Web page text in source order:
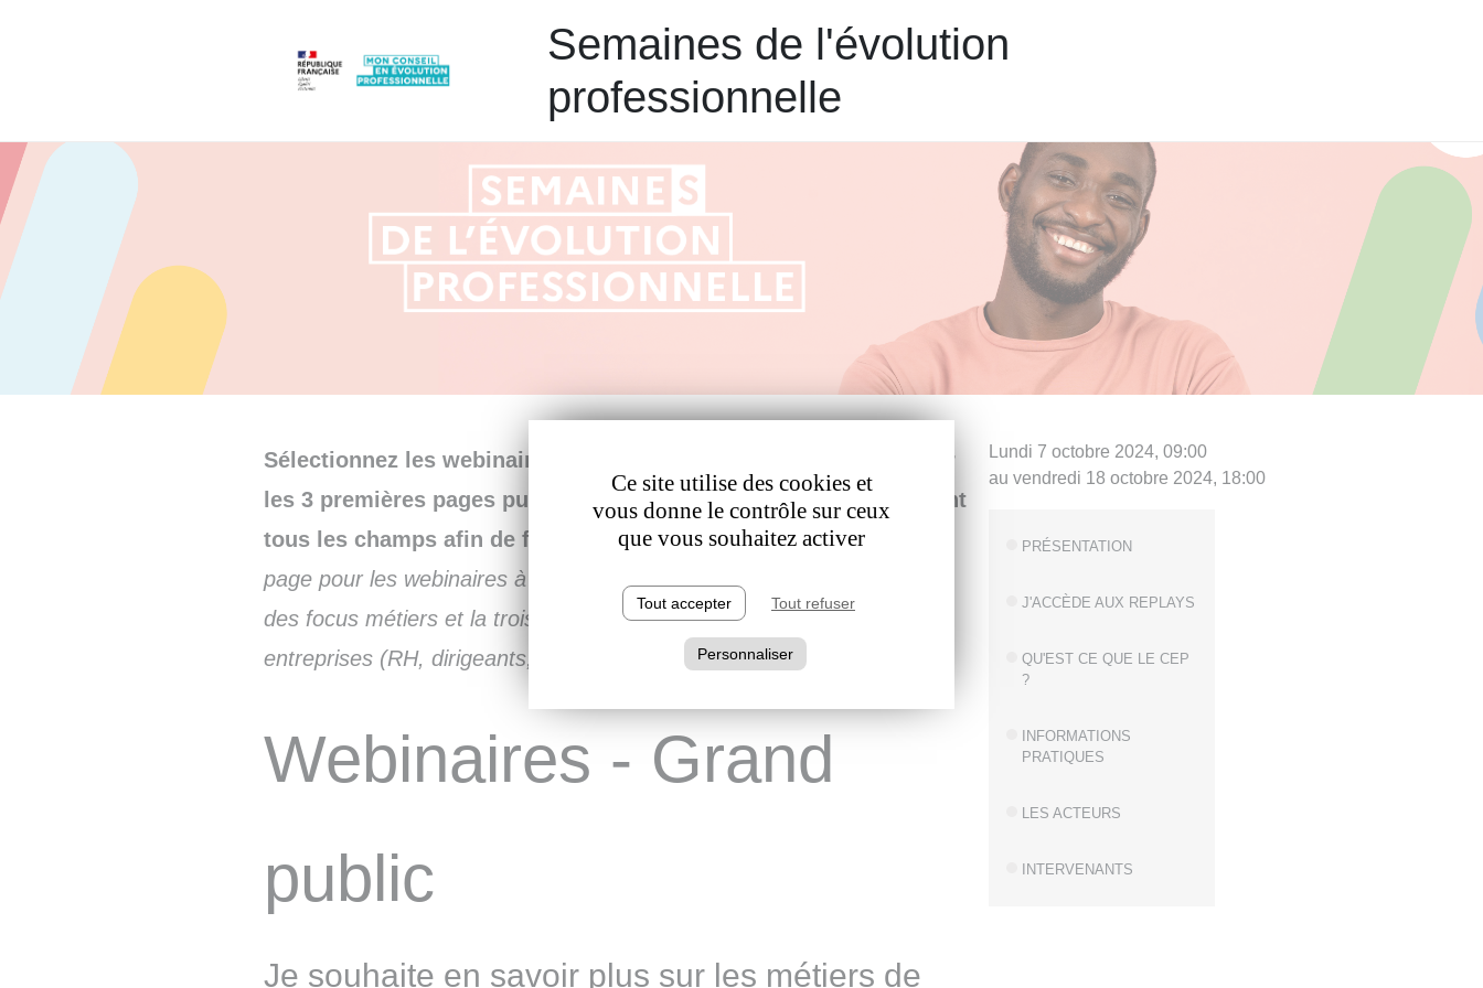
Semaines de l'évolution
professionnelle
Sélectionnez les webinaires auxquels vous souhaitez assister sur
les 3 premières pages puis complétez le formulaire en remplissant
tous les champs afin de finaliser votre inscription...La première
page pour les webinaires à destination du grand public, la seconde sur
des focus métiers et la troisième pour les webinaires à destination des
entreprises (RH, dirigeants, élus CSE, etc.)
Webinaires - Grand
public
Je souhaite en savoir plus sur les métiers de
​Lundi 7 octobre 2024, 09:00
au vendredi 18 octobre 2024, 18:00
PRÉSENTATION
J'ACCÈDE AUX REPLAYS
QU'EST CE QUE LE CEP
?
INFORMATIONS
PRATIQUES
LES ACTEURS
INTERVENANTS
Ce site utilise des cookies et
vous donne le contrôle sur ceux
que vous souhaitez activer
Tout accepter Tout refuser
Personnaliser